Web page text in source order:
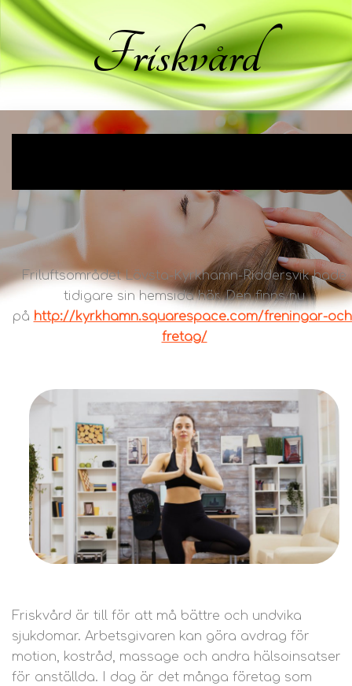
Friskvård
Friluftsområdet Lövsta-Kyrkhamn-Riddersvik hade
tidigare sin hemsida här. Den finns nu
på http://kyrkhamn.squarespace.com/freningar-
fretag/
Friskvård är till för att må bättre och undvika
sjukdomar. Arbetsgivaren kan göra avdrag för
motion, kostråd, massage och andra hälsoinsatser
för anställda. I dag är det många företag som